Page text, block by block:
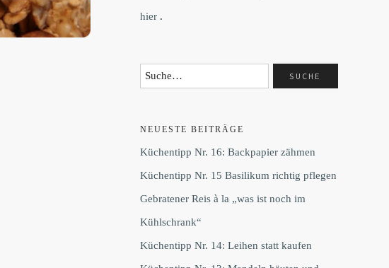
hier .
NEUESTE BEITRÄGE
Küchentipp Nr. 16: Backpapier zähmen
Küchentipp Nr. 15 Basilikum richtig pflegen
Gebratener Reis à la „was ist noch im
Kühlschrank“
Küchentipp Nr. 14: Leihen statt kaufen